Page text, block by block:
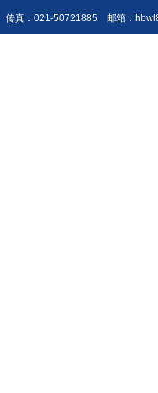
真：021-50721885 邮箱：